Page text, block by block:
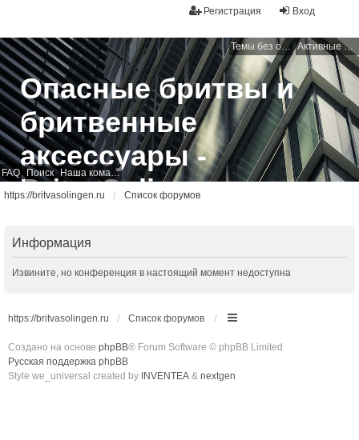
Вход
Регистрация
Темы без ответов Активные темы
FAQ Поиск Наша команда
Опасные бритвы и
бритвенные
аксессуары -
BritvaSolingen
https://britvasolingen.ru Список форумов
Информация
Извините, но конференция в настоящий момент недоступна
https://britvasolingen.ru Список форумов
Создано на основе phpBB® Forum Software © phpBB Limited
Русская поддержка phpBB
Style we_universal created by INVENTEA & nextgen